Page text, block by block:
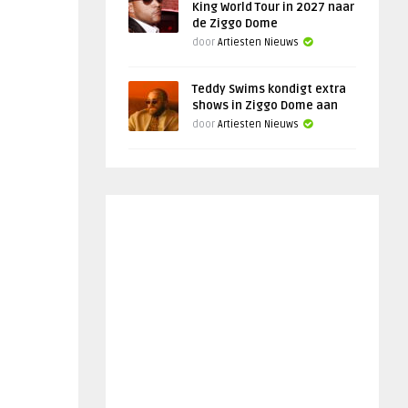
King World Tour in 2027 naar
de Ziggo Dome
door Artiesten Nieuws
Teddy Swims kondigt extra
shows in Ziggo Dome aan
door Artiesten Nieuws